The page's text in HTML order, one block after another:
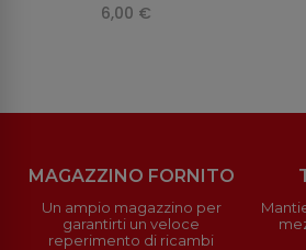
6,00 €
MAGAZZINO FORNITO
Un ampio magazzino per
garantirti un veloce
reperimento di ricambi